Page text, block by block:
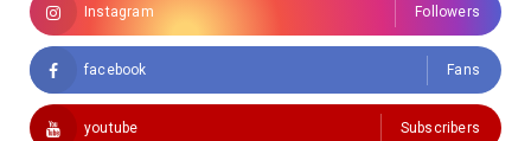
Instagram Followers
facebook Fans
youtube Subscribers